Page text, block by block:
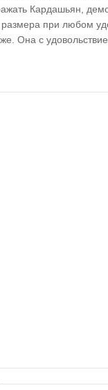
Кардашьян,
размера при любом
Она с